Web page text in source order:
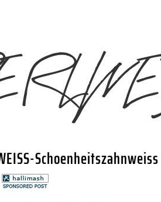
Schoenheitszahnweiss